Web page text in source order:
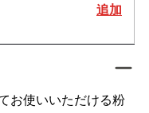
追加
お使いいただける粉